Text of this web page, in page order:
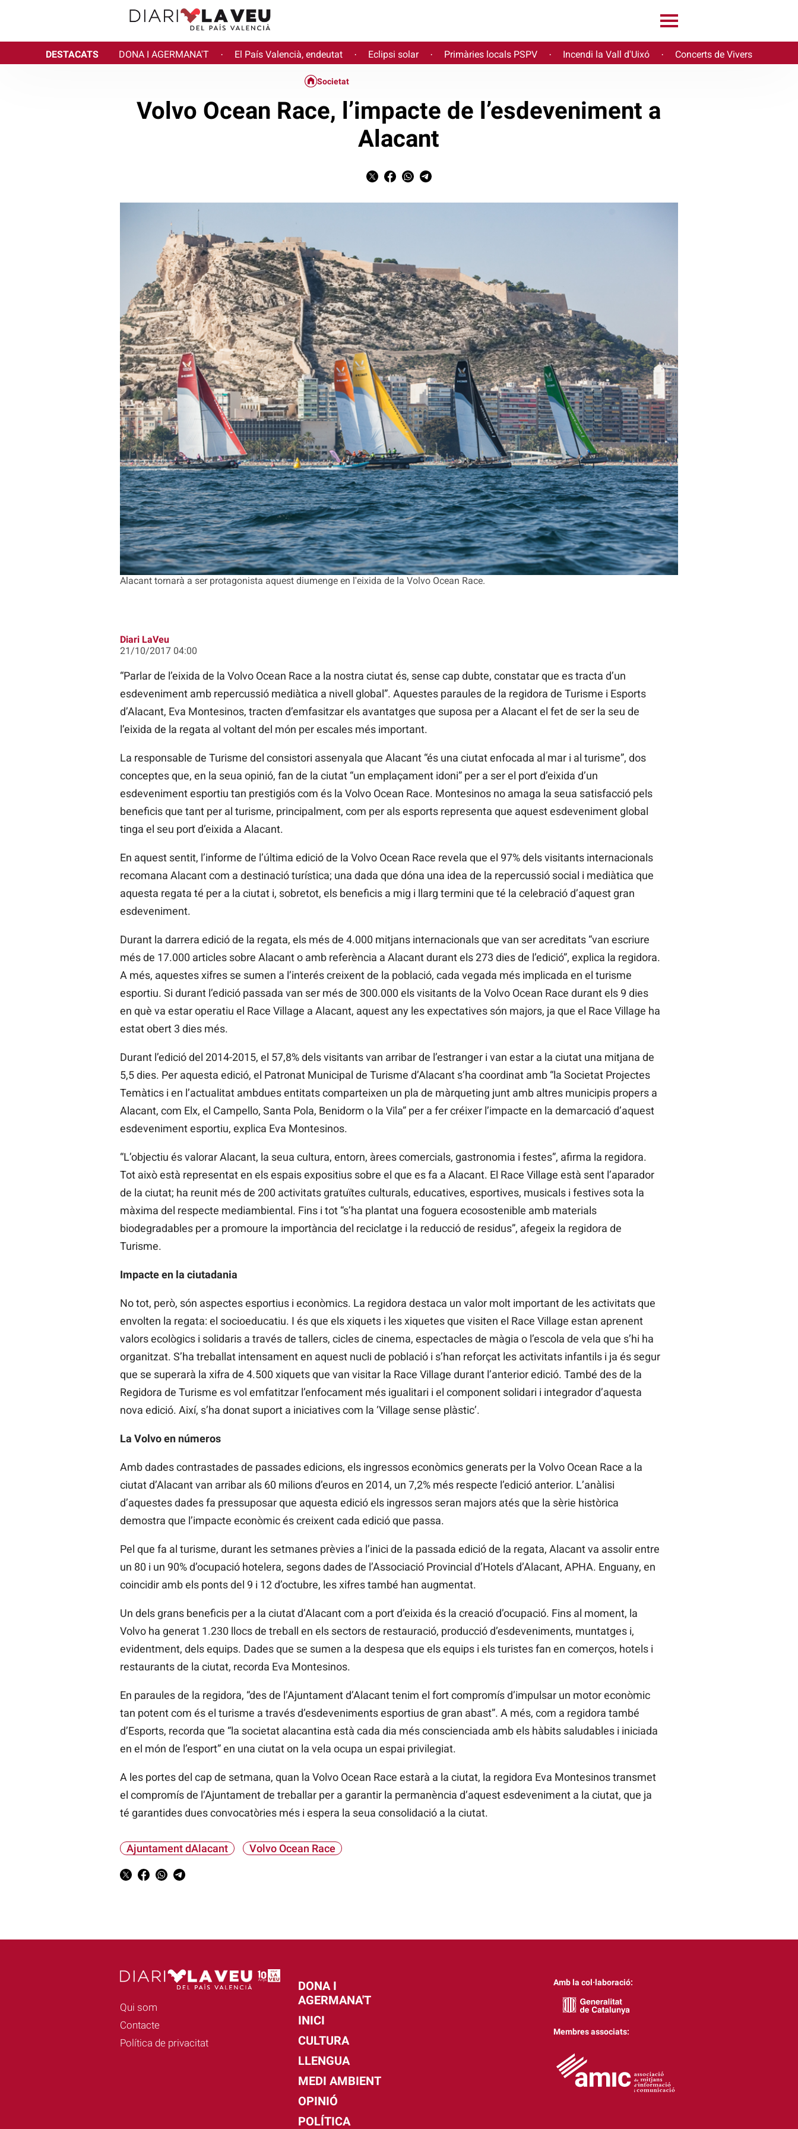
DESTACATS DONA I AGERMANA'T · El País Valencià, endeutat · Eclipsi solar · Primàries locals PSPV · Incendi la Vall d'Uixó · Concerts de Vivers
Alacant tornarà a ser protagonista aquest diumenge en l'eixida de la Volvo Ocean Race.
Societat
Volvo Ocean Race, l’impacte de l’esdeveniment a
Alacant
Diari LaVeu
21/10/2017 04:00
“Parlar de l’eixida de la Volvo Ocean Race a la nostra ciutat és, sense cap dubte, constatar que es tracta d’un
esdeveniment amb repercussió mediàtica a nivell global”. Aquestes paraules de la regidora de Turisme i Esports
d’Alacant, Eva Montesinos, tracten d’emfasitzar els avantatges que suposa per a Alacant el fet de ser la seu de
l’eixida de la regata al voltant del món per escales més important.
La responsable de Turisme del consistori assenyala que Alacant “és una ciutat enfocada al mar i al turisme”, dos
conceptes que, en la seua opinió, fan de la ciutat “un emplaçament idoni” per a ser el port d’eixida d’un
esdeveniment esportiu tan prestigiós com és la Volvo Ocean Race. Montesinos no amaga la seua satisfacció pels
beneficis que tant per al turisme, principalment, com per als esports representa que aquest esdeveniment global
tinga el seu port d’eixida a Alacant.
En aquest sentit, l’informe de l’última edició de la Volvo Ocean Race revela que el 97% dels visitants internacionals
recomana Alacant com a destinació turística; una dada que dóna una idea de la repercussió social i mediàtica que
aquesta regata té per a la ciutat i, sobretot, els beneficis a mig i llarg termini que té la celebració d’aquest gran
esdeveniment.
Durant la darrera edició de la regata, els més de 4.000 mitjans internacionals que van ser acreditats “van escriure
més de 17.000 articles sobre Alacant o amb referència a Alacant durant els 273 dies de l’edició”, explica la regidora.
A més, aquestes xifres se sumen a l’interés creixent de la població, cada vegada més implicada en el turisme
esportiu. Si durant l’edició passada van ser més de 300.000 els visitants de la Volvo Ocean Race durant els 9 dies
en què va estar operatiu el Race Village a Alacant, aquest any les expectatives són majors, ja que el Race Village ha
estat obert 3 dies més.
Durant l’edició del 2014-2015, el 57,8% dels visitants van arribar de l’estranger i van estar a la ciutat una mitjana de
5,5 dies. Per aquesta edició, el Patronat Municipal de Turisme d’Alacant s’ha coordinat amb “la Societat Projectes
Temàtics i en l’actualitat ambdues entitats comparteixen un pla de màrqueting junt amb altres municipis propers a
Alacant, com Elx, el Campello, Santa Pola, Benidorm o la Vila” per a fer créixer l’impacte en la demarcació d’aquest
esdeveniment esportiu, explica Eva Montesinos.
“L’objectiu és valorar Alacant, la seua cultura, entorn, àrees comercials, gastronomia i festes”, afirma la regidora.
Tot això està representat en els espais expositius sobre el que es fa a Alacant. El Race Village està sent l’aparador
de la ciutat; ha reunit més de 200 activitats gratuïtes culturals, educatives, esportives, musicals i festives sota la
màxima del respecte mediambiental. Fins i tot “s’ha plantat una foguera ecosostenible amb materials
biodegradables per a promoure la importància del reciclatge i la reducció de residus”, afegeix la regidora de
Turisme.
Impacte en la ciutadania
No tot, però, són aspectes esportius i econòmics. La regidora destaca un valor molt important de les activitats que
envolten la regata: el socioeducatiu. I és que els xiquets i les xiquetes que visiten el Race Village estan aprenent
valors ecològics i solidaris a través de tallers, cicles de cinema, espectacles de màgia o l’escola de vela que s’hi ha
organitzat. S’ha treballat intensament en aquest nucli de població i s’han reforçat les activitats infantils i ja és segur
que se superarà la xifra de 4.500 xiquets que van visitar la Race Village durant l’anterior edició. També des de la
Regidora de Turisme es vol emfatitzar l’enfocament més igualitari i el component solidari i integrador d’aquesta
nova edició. Així, s’ha donat suport a iniciatives com la ‘Village sense plàstic’.
La Volvo en números
Amb dades contrastades de passades edicions, els ingressos econòmics generats per la Volvo Ocean Race a la
ciutat d’Alacant van arribar als 60 milions d’euros en 2014, un 7,2% més respecte l’edició anterior. L’anàlisi
d’aquestes dades fa pressuposar que aquesta edició els ingressos seran majors atés que la sèrie històrica
demostra que l’impacte econòmic és creixent cada edició que passa.
Pel que fa al turisme, durant les setmanes prèvies a l’inici de la passada edició de la regata, Alacant va assolir entre
un 80 i un 90% d’ocupació hotelera, segons dades de l’Associació Provincial d’Hotels d’Alacant, APHA. Enguany, en
coincidir amb els ponts del 9 i 12 d’octubre, les xifres també han augmentat.
Un dels grans beneficis per a la ciutat d’Alacant com a port d’eixida és la creació d’ocupació. Fins al moment, la
Volvo ha generat 1.230 llocs de treball en els sectors de restauració, producció d’esdeveniments, muntatges i,
evidentment, dels equips. Dades que se sumen a la despesa que els equips i els turistes fan en comerços, hotels i
restaurants de la ciutat, recorda Eva Montesinos.
En paraules de la regidora, “des de l’Ajuntament d’Alacant tenim el fort compromís d’impulsar un motor econòmic
tan potent com és el turisme a través d’esdeveniments esportius de gran abast”. A més, com a regidora també
d’Esports, recorda que “la societat alacantina està cada dia més conscienciada amb els hàbits saludables i iniciada
en el món de l’esport” en una ciutat on la vela ocupa un espai privilegiat.
A les portes del cap de setmana, quan la Volvo Ocean Race estarà a la ciutat, la regidora Eva Montesinos transmet
el compromís de l’Ajuntament de treballar per a garantir la permanència d’aquest esdeveniment a la ciutat, que ja
té garantides dues convocatòries més i espera la seua consolidació a la ciutat.
Ajuntament dAlacant Volvo Ocean Race
Qui som
Contacte
Política de privacitat
DONA I
AGERMANA'T
INICI
CULTURA
LLENGUA
MEDI AMBIENT
OPINIÓ
POLÍTICA
Amb la col·laboració:
Membres associats: